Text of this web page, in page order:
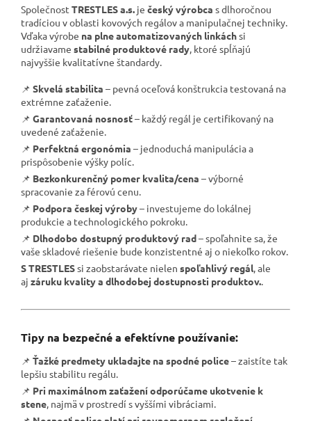
Společnost TRESTLES a.s. je český výrobca s dlhoročnou
tradíciou v oblasti kovových regálov a manipulačnej techniky.
Vďaka výrobe na plne automatizovaných linkáchsi
udržiavame stabilné produktové rady , ktoré spĺňajú
najvyššie kvalitatívne štandardy.
📌 Skvelá stabilita – pevná oceľová konštrukcia testovaná na
extrémne zaťaženie.
📌 Garantovaná nosnosť– každý regál je certifikovaný na
uvedené zaťaženie.
📌 Perfektná ergonómia – jednoduchá manipulácia a
prispôsobenie výšky políc.
📌 Bezkonkurenčný pomer kvalita/cena – výborné
spracovanie za férovú cenu.
📌 Podpora českej výroby– investujeme do lokálnej
produkcie a technologického pokroku.
📌 Dlhodobo dostupný produktový rad– spoľahnite sa, že
vaše skladové riešenie bude konzistentné aj o niekoľko rokov.
S TRESTLESsi zaobstarávate nielen spoľahlivý regál , ale
aj záruku kvality a dlhodobej dostupnosti produktov.
Tipy na bezpečné a efektívne používanie:
📌 Ťažké predmety ukladajte na spodné police– zaistíte tak
lepšiu stabilitu regálu.
📌 Pri maximálnom zaťažení odporúčame ukotvenie k
stene , najmä v prostredí s vyššími vibráciami.